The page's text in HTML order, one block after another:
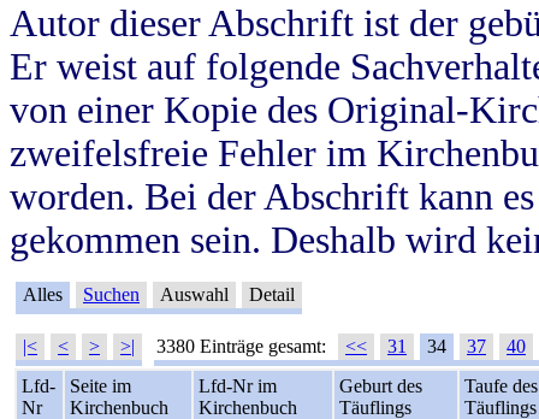
Autor dieser Abschrift ist der
Er weist auf folgende
von einer Kopie des Original-
zweifelsfreie Fehler im
worden. Bei der Abschrift kann
gekommen sein. Deshalb wird
Alles Suchen Auswahl Detail
|< < > >| 3380 Einträge gesamt: << 31 34 37
40
Lfd-
Nr
Seite im
Kirchenbuch
Lfd-Nr im
Kirchenbuch
Geburt des
Täuflings
Taufe des
Täuflings